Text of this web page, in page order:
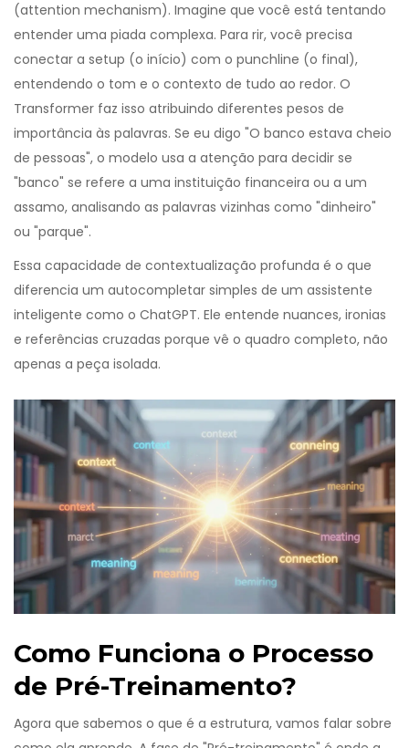
(attention mechanism). Imagine que você está tentando
entender uma piada complexa. Para rir, você precisa
conectar a setup (o início) com o punchline (o final),
entendendo o tom e o contexto de tudo ao redor. O
Transformer faz isso atribuindo diferentes pesos de
importância às palavras. Se eu digo "O banco estava cheio
de pessoas", o modelo usa a atenção para decidir se
"banco" se refere a uma instituição financeira ou a um
assamo, analisando as palavras vizinhas como "dinheiro"
ou "parque".
Essa capacidade de contextualização profunda é o que
diferencia um autocompletar simples de um assistente
inteligente como o ChatGPT. Ele entende nuances, ironias
e referências cruzadas porque vê o quadro completo, não
apenas a peça isolada.
Como Funciona o Processo
de Pré-Treinamento?
Agora que sabemos o que é a estrutura, vamos falar sobre